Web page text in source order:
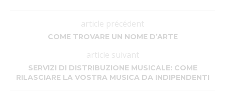
article précédent
COME TROVARE UN NOME D’ARTE
article suivant
SERVIZI DI DISTRIBUZIONE MUSICALE: COME
RILASCIARE LA VOSTRA MUSICA DA INDIPENDENTI